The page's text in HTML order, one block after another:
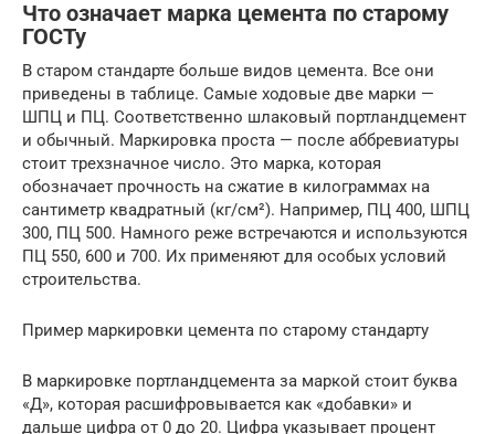
Что означает марка цемента по старому
ГОСТу
В старом стандарте больше видов цемента. Все они
приведены в таблице. Самые ходовые две марки —
ШПЦ и ПЦ. Соответственно шлаковый портландцемент
и обычный. Маркировка проста — после аббревиатуры
стоит трехзначное число. Это марка, которая
обозначает прочность на сжатие в килограммах на
сантиметр квадратный (кг/см²). Например, ПЦ 400, ШПЦ
300, ПЦ 500. Намного реже встречаются и используются
ПЦ 550, 600 и 700. Их применяют для особых условий
строительства.
Пример маркировки цемента по старому стандарту
В маркировке портландцемента за маркой стоит буква
«Д», которая расшифровывается как «добавки» и
дальше цифра от 0 до 20. Цифра указывает процент